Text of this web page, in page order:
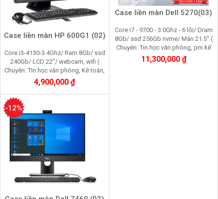
Case liền màn HP 600G1 (02)
Core i3-4130-3.4Ghz/ Ram 8Gb/ ssd
240Gb/ LCD 22"/ webcam, wifi (
Chuyên: TIn học văn phòng, Kê toán,
chơi game, đồ họa cơ bản)
4,900,000 ₫
Case liền màn Dell 5270(03)
Core i7 - 9700 - 3.0Ghz - 6 lõi/ Dram
8Gb/ ssd 256Gb nvme/ Màn 21.5" (
Chuyên: Tin học văn phòng, pm kế
toán, chơi game, đồ họa cơ bản)
11,300,000 ₫
-12%